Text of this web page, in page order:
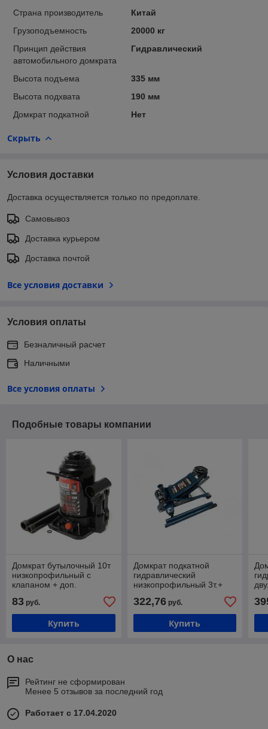
Страна производитель
Китай
Грузоподъемность
20000 кг
Принцип действия
автомобильного домкрата
Гидравлический
Высота подъема
335 мм
Высота подхвата
190 мм
Домкрат подкатной
Нет
Скрыть
Условия доставки
Доставка осуществляется только по предоплате.
Самовывоз
Доставка курьером
Доставка почтой
Все условия доставки
Условия оплаты
Безналичный расчет
Наличными
Все условия оплаты
Подобные товары компании
Домкрат бутылочный 10т
низкопрофильный с
клапаном + доп.
83 руб.
Купить
Домкрат подкатной
гидравлический
низкопрофильный 3т.+
322,76руб.
Купить
О нас
Рейтинг не сформирован
Менее 5 отзывов за последний год
Работает с 17.04.2020